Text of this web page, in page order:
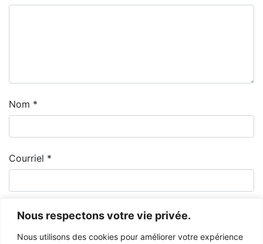
Nous respectons votre vie privée.
Nous utilisons des cookies pour améliorer votre expérience
Nom *
Courriel *